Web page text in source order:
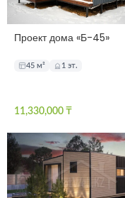
Проект дома «Б-45»
45 м² 1 эт.
11,330,000 ₸